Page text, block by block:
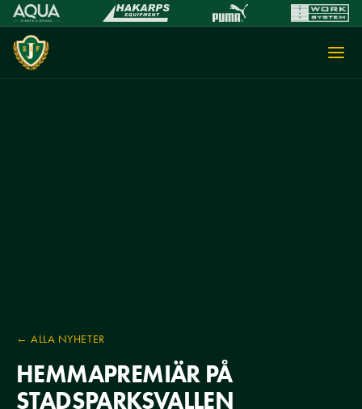
← ALLA NYHETER
HEMMAPREMIÄR PÅ
STADSPARKSVALLEN